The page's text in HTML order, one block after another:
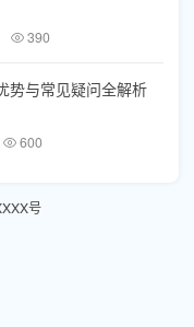
390
势与常见疑问全解析
600
号